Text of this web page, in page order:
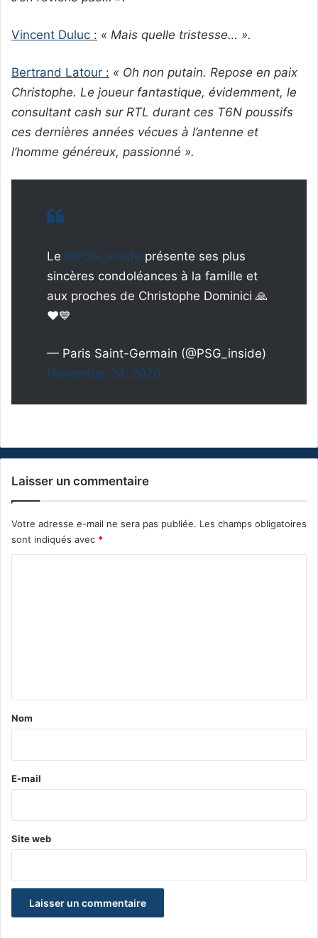
Vincent Duluc : « Mais quelle tristesse… ».
Bertrand Latour : « Oh non putain. Repose en paix
Christophe. Le joueur fantastique, évidemment, le
consultant cash sur RTL durant ces T6N poussifs
ces dernières années vécues à l’antenne et
l’homme généreux, passionné ».
Le @PSG_inside présente ses plus
sincères condoléances à la famille et
aux proches de Christophe Dominici 🙏
❤️💙
— Paris Saint-Germain (@PSG_inside)
November 24, 2020
Laisser un commentaire
Votre adresse e-mail ne sera pas publiée. Les champs obligatoires
sont indiqués avec *
a
e
Nom
E-mail
Site web